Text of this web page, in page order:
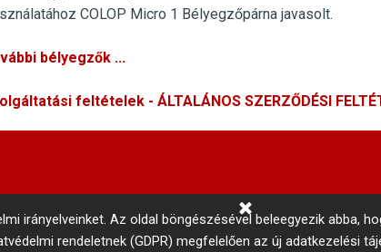
oz COLOP Micro 1 Bélyegzőpárna javasolt.
bélyegzők ...
feltételek - ÁLTALÁNOS SZERZŐDÉSI
irányelveinket. Az oldal böngészésével beleegyezik abba,
rendeletnek (GDPR) megfelelően az új adatkezelési